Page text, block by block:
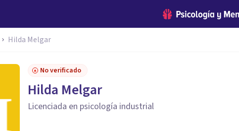
Hilda Melgar
No verificado
Hilda Melgar
Licenciada en psicología industrial